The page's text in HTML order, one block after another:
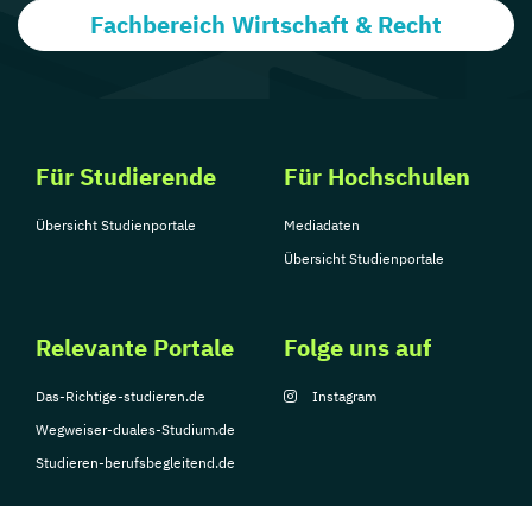
Fachbereich Wirtschaft & Recht
Für Studierende
Übersicht Studienportale
Für Hochschulen
Mediadaten
Übersicht Studienportale
Relevante Portale
Das-Richtige-studieren.de
Wegweiser-duales-Studium.de
Studieren-berufsbegleitend.de
Folge uns auf
Instagram